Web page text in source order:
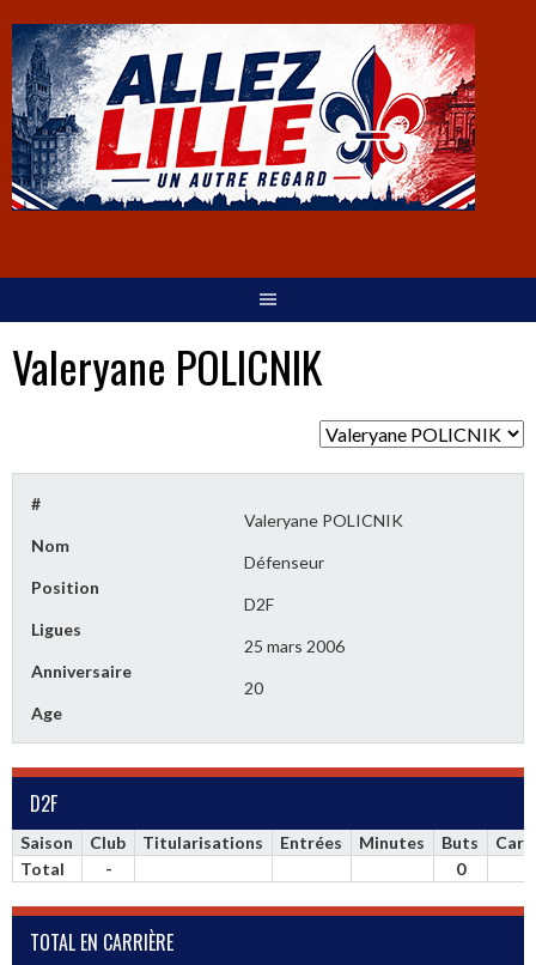
Valeryane POLICNIK
#
Nom
Valeryane POLICNIK
Position
Défenseur
Ligues
D2F
Anniversaire
25 mars 2006
Age
20
D2F
Saison Club Titularisations Entrées Minutes Buts
Total
- 0
TOTAL EN CARRIÈRE